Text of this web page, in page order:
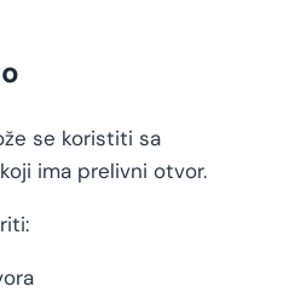
se koristiti sa
ima prelivni otvor.